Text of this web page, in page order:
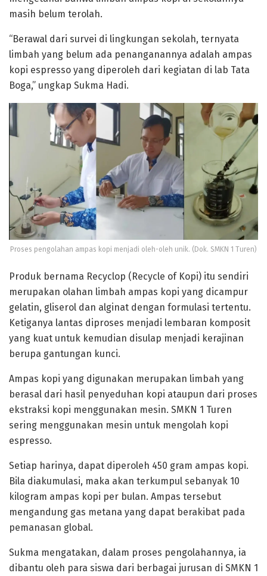
masih belum terolah.
“Berawal dari survei di lingkungan sekolah, ternyata
limbah yang belum ada penanganannya adalah ampas
kopi espresso yang diperoleh dari kegiatan di lab Tata
Boga,” ungkap Sukma Hadi.
Proses pengolahan ampas kopi menjadi oleh-oleh unik. (Dok. SMKN 1 Turen)
Produk bernama Recyclop (Recycle of Kopi) itu sendiri
merupakan olahan limbah ampas kopi yang dicampur
gelatin, gliserol dan alginat dengan formulasi tertentu.
Ketiganya lantas diproses menjadi lembaran komposit
yang kuat untuk kemudian disulap menjadi kerajinan
berupa gantungan kunci.
Ampas kopi yang digunakan merupakan limbah yang
berasal dari hasil penyeduhan kopi ataupun dari proses
ekstraksi kopi menggunakan mesin. SMKN 1 Turen
sering menggunakan mesin untuk mengolah kopi
espresso.
Setiap harinya, dapat diperoleh 450 gram ampas kopi.
Bila diakumulasi, maka akan terkumpul sebanyak 10
kilogram ampas kopi per bulan. Ampas tersebut
mengandung gas metana yang dapat berakibat pada
pemanasan global.
Sukma mengatakan, dalam proses pengolahannya, ia
dibantu oleh para siswa dari berbagai jurusan di SMKN 1